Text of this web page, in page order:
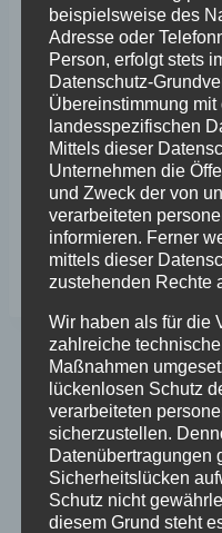
Ab Mittwoch den
wieder auf den
Wochenmarkt!!
Mittwoch und
direkt am Schloss!!
Weitere Infos auf
kleinostheim.de/
ZURÜCK
Vertrieb-
Regenerativer-
Energiesysteme
beispielsweise des
Adresse oder
Person, erfolgt stets
Datenschutz-
Übereinstimmung
landesspezifischen
Mittels dieser
Unternehmen die
und Zweck der von
verarbeiteten
informieren. Ferner
mittels dieser
zustehenden Rechte
Wir haben als für die
zahlreiche
Maßnahmen
lückenlosen Schutz
verarbeiteten
sicherzustellen.
Datenübertragungen
Sicherheitslücken
Schutz nicht
diesem Grund steht